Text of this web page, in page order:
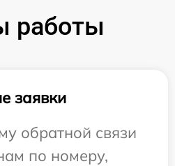
работы
заявки
обратной связи
по номеру,